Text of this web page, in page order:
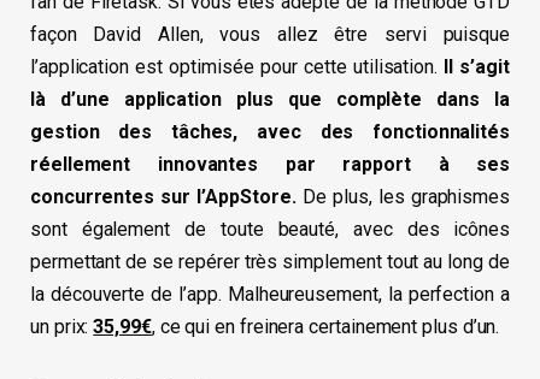
façon David Allen, vous allez être servi puisque
l’application est optimisée pour cette utilisation. Il s’agit
là d’une application plus que complète dans la
gestion des tâches, avec des fonctionnalités
réellement innovantes par rapport à ses
concurrentes sur l’AppStore.De plus, les graphismes
sont également de toute beauté, avec des icônes
permettant de se repérer très simplement tout au long de
la découverte de l’app. Malheureusement, la perfection a
un prix:35,99€, ce qui en freinera certainement plus d’un.